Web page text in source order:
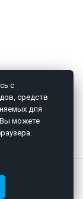
с
средств
для
Вы можете